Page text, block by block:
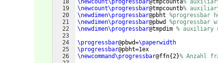
18
19
20
21
22
23
24
25
26
\newcount\progressbar@tmpcounta%
\newcount\progressbar@tmpcountb%
\newdimen\progressbar@pbht %progressbar
\newdimen\progressbar@pbwd %progressbar
\newdimen\progressbar@tmpdim % auxiliary
\progressbar@pbwd=\paperwidth
\progressbar@pbht=1ex
\newcommand\progressbar@ffn{2}% Anzahl